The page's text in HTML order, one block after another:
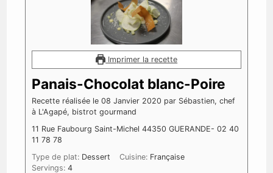
Imprimer la recette
Panais-Chocolat blanc-Poire
Recette réalisée le 08 Janvier 2020 par Sébastien, chef
à L'Agapé, bistrot gourmand
11 Rue Faubourg Saint-Michel 44350 GUERANDE- 02 40
11 78 78
Type de plat: Dessert Cuisine: Française
Servings:4